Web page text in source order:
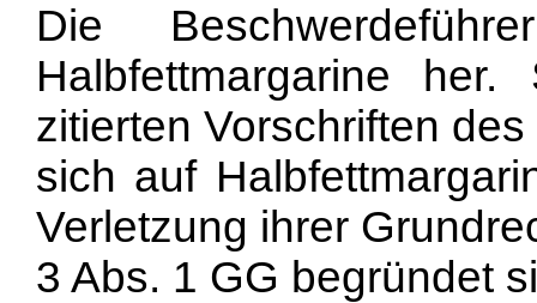
Die
Halbfettmargarine
zitierten Vorschriften
sich auf
Verletzung ihrer
3 Abs. 1 GG begründet